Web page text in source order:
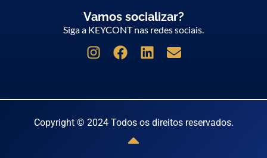
Vamos socializar?
Siga a KEYCONT nas redes sociais.
Copyright © 2024 Todos os direitos reservados.